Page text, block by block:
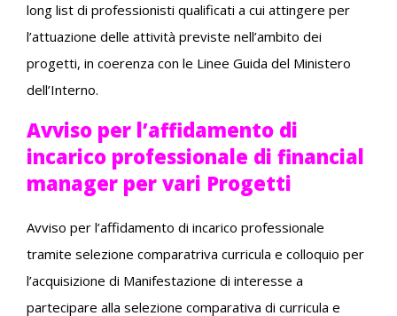
long list di professionisti qualificati a cui attingere per
l’attuazione delle attività previste nell’ambito dei
progetti, in coerenza con le Linee Guida del Ministero
dell’Interno.
Avviso per l’affidamento di
incarico professionale di financial
manager per vari Progetti
Avviso per l’affidamento di incarico professionale
tramite selezione comparatriva curricula e colloquio per
l’acquisizione di Manifestazione di interesse a
partecipare alla selezione comparativa di curricula e